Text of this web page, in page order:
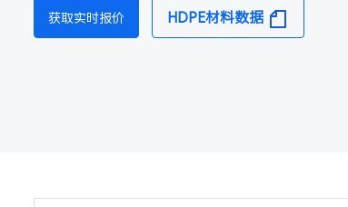
获取实时报价 HDPE材料数据